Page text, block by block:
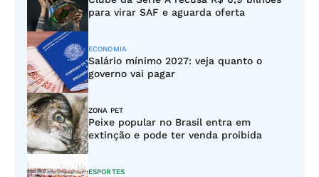
para virar SAF e aguarda oferta
ECONOMIA
Salário mínimo 2027: veja quanto o
governo vai pagar
ZONA PET
Peixe popular no Brasil entra em
extinção e pode ter venda proibida
ESPORTES